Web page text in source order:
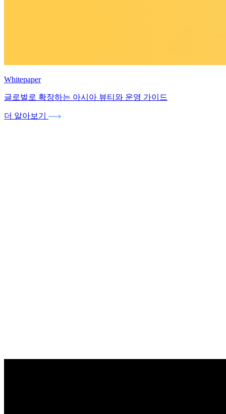
Whitepaper
글로벌로 확장하는 아시아 뷰티와 운영 가이드
더 알아보기